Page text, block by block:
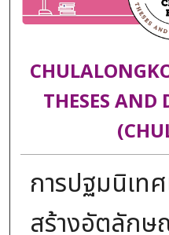
THESES AND
การปฐมนิเท
สร้างอัตลักษ